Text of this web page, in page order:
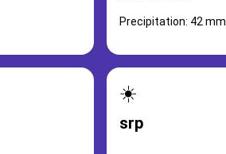
Precipitation: 42 mm
☀️
srp